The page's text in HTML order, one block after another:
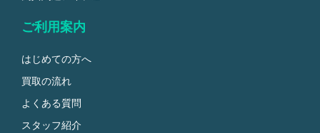
ご利用案内
はじめての方へ
買取の流れ
よくある質問
スタッフ紹介